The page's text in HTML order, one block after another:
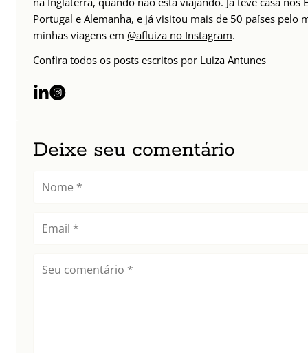
Portugal e Alemanha, e já visitou mais de 50 países pelo
minhas viagens em @afluiza no Instagram.
Confira todos os posts escritos por Luiza Antunes
Deixe seu comentário